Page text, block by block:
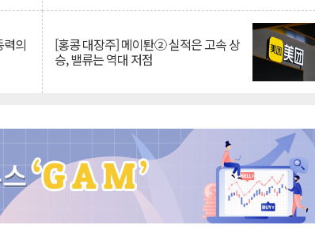
의 [홍콩 대장주] 메이퇀② 실적은 고속 상
승, 밸류는 역대 저점